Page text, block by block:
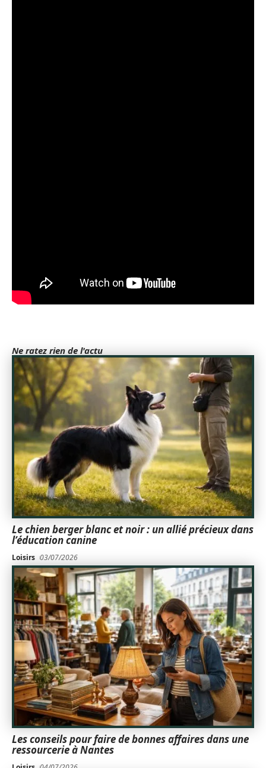
Ne ratez rien de l'actu
Le chien berger blanc et noir : un allié précieux dans
l’éducation canine
Loisirs 03/07/2026
Les conseils pour faire de bonnes affaires dans une
ressourcerie à Nantes